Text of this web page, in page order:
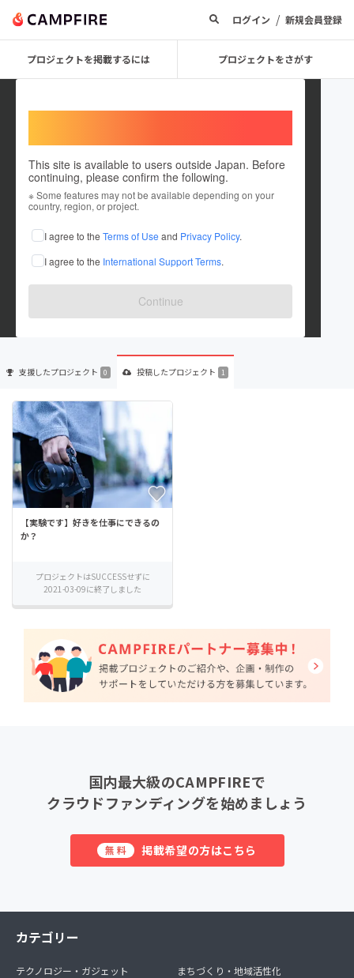
ログイン / 新規会員登録
プロジェクトを掲載するには プロジェクトをさがす
This site is available to users outside Japan. Before
continuing, please confirm the following.
※ Some features may not be available depending on your
country, region, or project.
I agree to the Terms of Use and Privacy Policy.
I agree to the International Support Terms.
Continue
KOSUKE_h
これまでに1件のプロジェクトを投稿しています
在住国：日本 現在地：千葉県
出身国：日本 出身地：福岡県
週末フォトグラファー＆キャンパー
支援したプロジェクト 0 投稿したプロジェクト 1
【実験です】好きを仕事にできるの
か？
プロジェクトはSUCCESSせずに
2021-03-09に終了しました
国内最大級のCAMPFIREで
クラウドファンディングを始めましょう
無料 掲載希望の方はこちら
カテゴリー
テクノロジー・ガジェット
まちづくり・地域活性化